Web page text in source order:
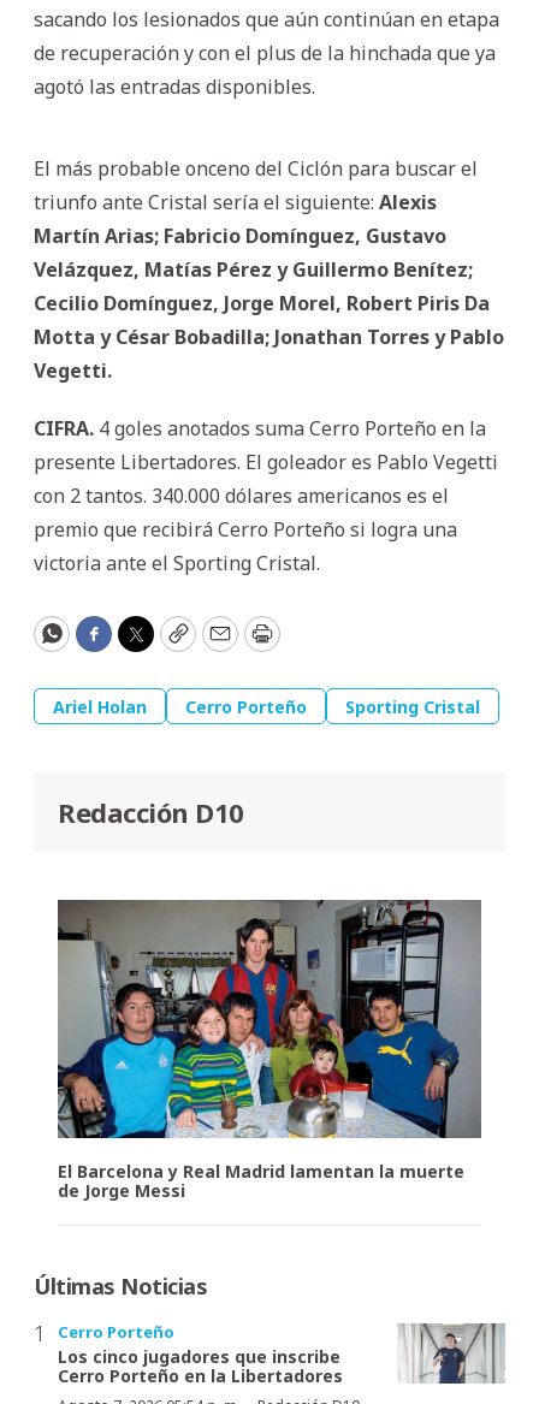
sacando los lesionados que aún continúan en etapa
de recuperación y con el plus de la hinchada que ya
agotó las entradas disponibles.
El más probable onceno del Ciclón para buscar el
triunfo ante Cristal sería el siguiente: Alexis
Martín Arias; Fabricio Domínguez, Gustavo
Velázquez, Matías Pérez y Guillermo Benítez;
Cecilio Domínguez, Jorge Morel, Robert Piris Da
Motta y César Bobadilla; Jonathan Torres y Pablo
Vegetti.
CIFRA. 4 goles anotados suma Cerro Porteño en la
presente Libertadores. El goleador es Pablo Vegetti
con 2 tantos. 340.000 dólares americanos es el
premio que recibirá Cerro Porteño si logra una
victoria ante el Sporting Cristal.
WhatsApp
Facebook
Twitter
CopyEmailPrint
Ariel Holan Cerro Porteño Sporting Cristal
Redacción D10
El Barcelona y Real Madrid lamentan la muerte
de Jorge Messi
Últimas Noticias
Cerro Porteño
Los cinco jugadores que inscribe
Cerro Porteño en la Libertadores